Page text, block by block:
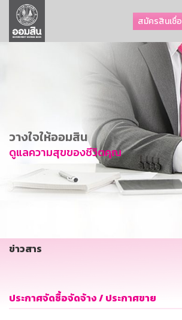
สมัครสินเชื่อ
ลูกค้าธุรกิจ
ลูกค้าผู้ประกอบรายย่อย
การพัฒนาที่ยั่งยืน
ข่าวสาร
บริการทางการเงิน
อื่นๆ
วางใจให้ออมสิน
ดูแลความสุขของชีวิตคุณ
ข่าวสาร
ประกาศจัดซื้อจัดจ้าง / ประกาศขาย